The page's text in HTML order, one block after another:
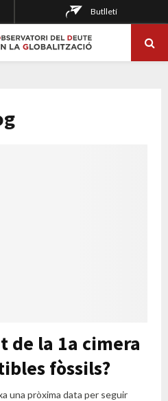
Butlletí
de la 1a cimera
fòssils?
una pròxima data per seguir